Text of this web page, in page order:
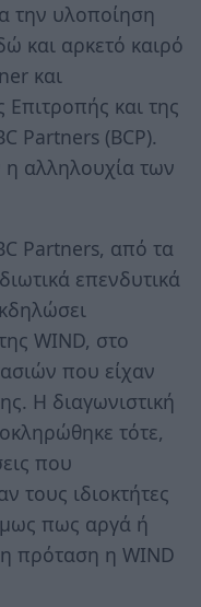
την υλοποίηση
και αρκετό καιρό
και
και της
Partners (BCP).
αλληλουχία των
Partners, από τα
επενδυτικά
WIND, στο
που είχαν
Η διαγωνιστική
τότε,
που
τους ιδιοκτήτες
πως αργά ή
πρόταση η WIND